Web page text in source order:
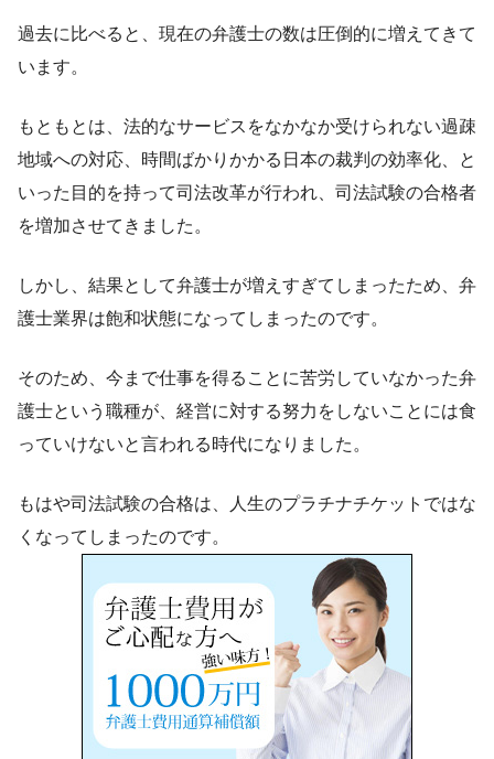
過去に比べると、現在の弁護士の数は圧倒的に増えてきて
います。
もともとは、法的なサービスをなかなか受けられない過疎
地域への対応、時間ばかりかかる日本の裁判の効率化、と
いった目的を持って司法改革が行われ、司法試験の合格者
を増加させてきました。
しかし、結果として弁護士が増えすぎてしまったため、弁
護士業界は飽和状態になってしまったのです。
そのため、今まで仕事を得ることに苦労していなかった弁
護士という職種が、経営に対する努力をしないことには食
っていけないと言われる時代になりました。
もはや司法試験の合格は、人生のプラチナチケットではな
くなってしまったのです。